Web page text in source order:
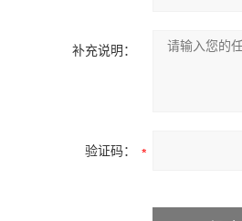
补充说明：
验证码：